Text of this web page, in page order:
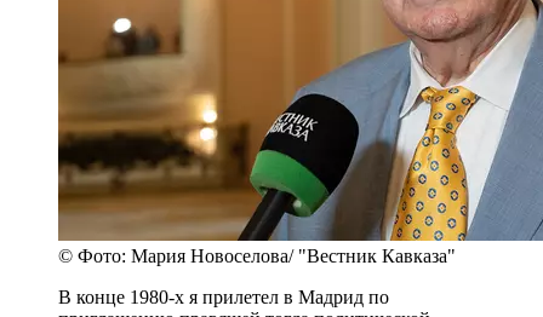
© Фото: Мария Новоселова/ "Вестник Кавказа"
В конце 1980-х я прилетел в Мадрид по